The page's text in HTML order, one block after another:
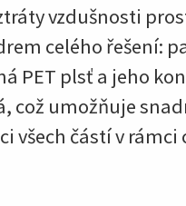
vzdušnosti
celého řešení:
PET plsť a jeho
což umožňuje
všech částí v